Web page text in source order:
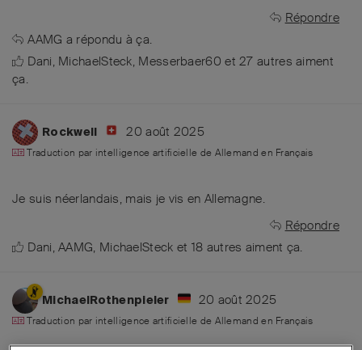
Répondre
AAMG a répondu à ça.
Dani, MichaelSteck, Messerbaer60 et27 autres aiment
ça.
Rockwell 20 août 2025
Traduction par intelligence artificielle de Allemand en Français
Je suis néerlandais, mais je vis en Allemagne.
Répondre
Dani,AAMG, MichaelSteck et 18 autres aiment ça.
MichaelRothenpieler 20 août 2025
Traduction par intelligence artificielle de Allemand en Français